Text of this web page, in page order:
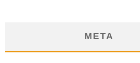
META